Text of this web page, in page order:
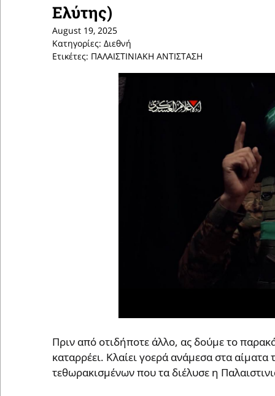
Ελύτης)
August 19, 2025
Κατηγορίες: Διεθνή
Ετικέτες: ΠΑΛΑΙΣΤΙΝΙΑΚΗ ΑΝΤΙΣΤΑΣΗ
Πριν από οτιδήποτε άλλο, ας δούμε το
καταρρέει. Κλαίει γοερά ανάμεσα στα
τεθωρακισμένων που τα διέλυσε η